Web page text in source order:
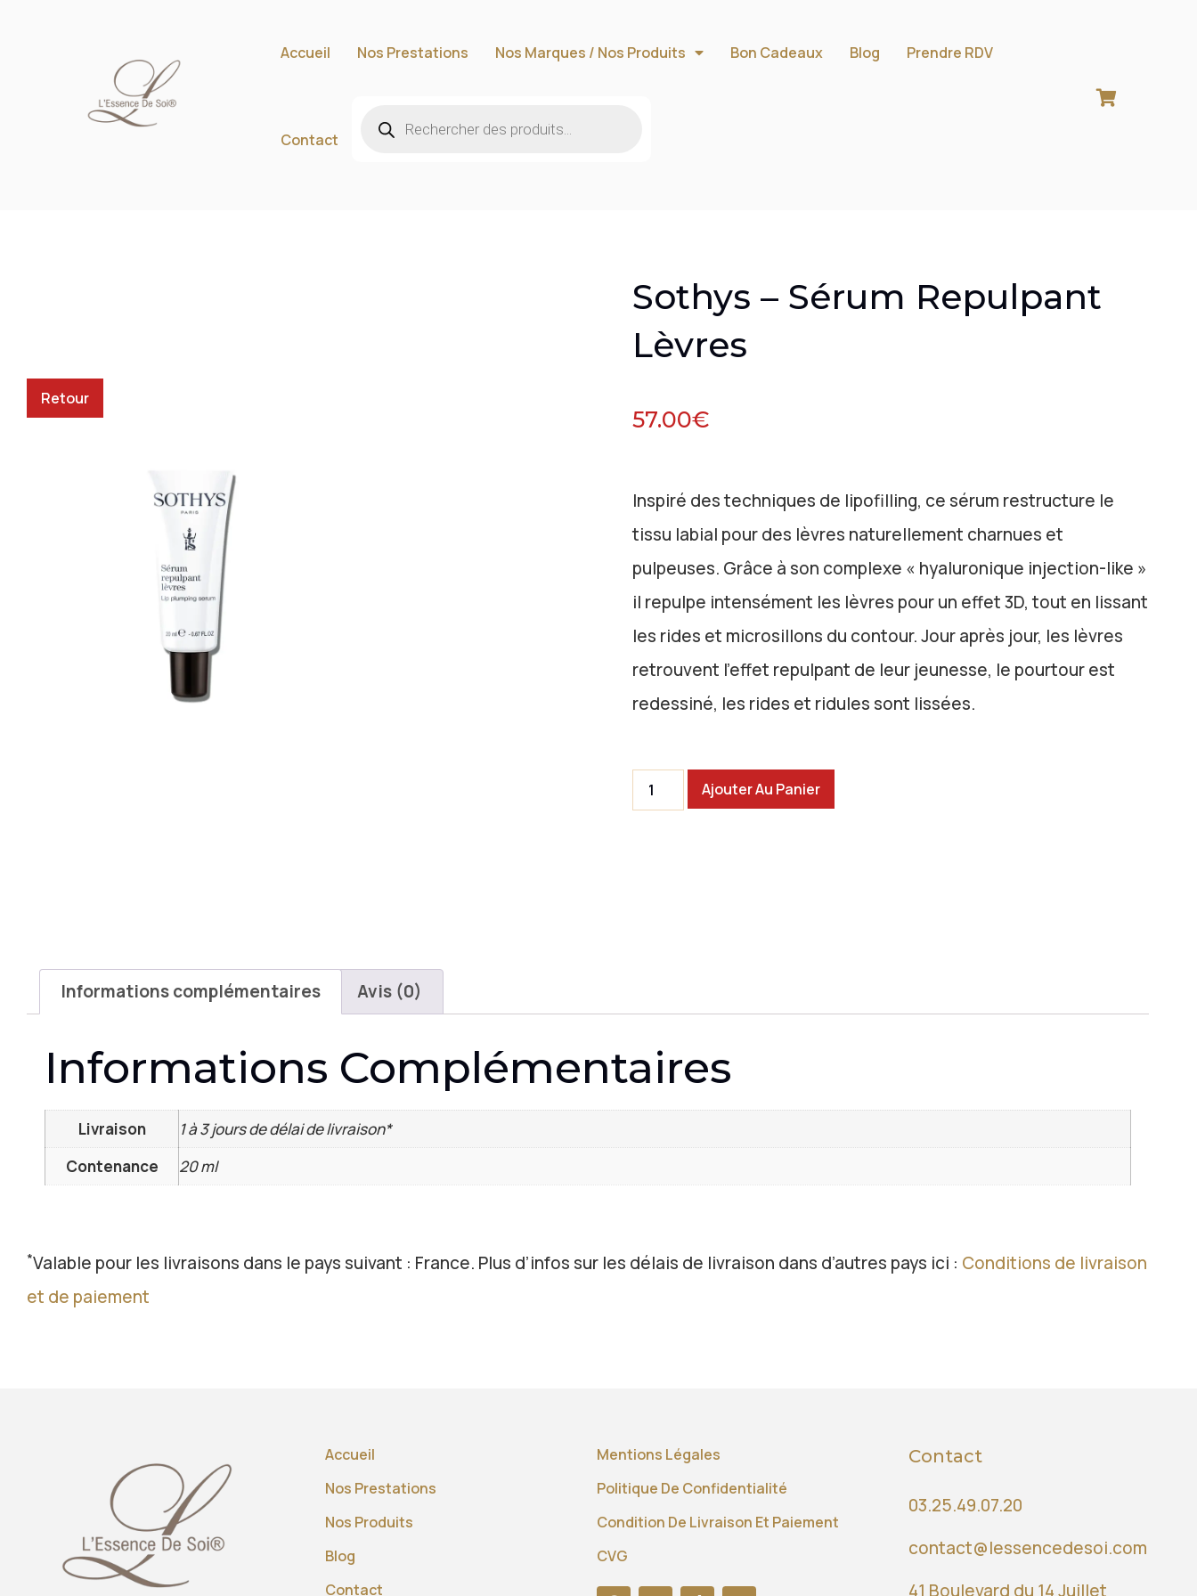
Accueil Nos Prestations Nos Marques / Nos Produits Bon Cadeaux Blog Prendre RDV
Contact
Retour
Sothys – Sérum Repulpant
Lèvres
57.00€
Inspiré des techniques de lipofilling, ce sérum restructure le
tissu labial pour des lèvres naturellement charnues et
pulpeuses. Grâce à son complexe « hyaluronique injection-like »
il repulpe intensément les lèvres pour un effet 3D, tout en lissant
les rides et microsillons du contour. Jour après jour, les lèvres
retrouvent l’effet repulpant de leur jeunesse, le pourtour est
redessiné, les rides et ridules sont lissées.
Ajouter Au Panier
Informations complémentaires Avis (0)
Informations Complémentaires
Livraison
1 à 3 jours de délai de livraison*
Contenance
20 ml
*Valable pour les livraisons dans le pays suivant : France. Plus d’infos sur les délais de livraison dans d’autres pays ici : Conditions de livraison
et de paiement
Accueil
Nos Prestations
Nos Produits
Blog
Contact
Mentions Légales
Politique De Confidentialité
Condition De Livraison Et Paiement
CVG
Contact
03.25.49.07.20
contact@lessencedesoi.com
41 Boulevard du 14 Juillet